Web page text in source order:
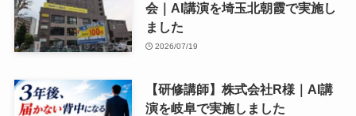
会｜AI講演を埼玉北朝霞で実施し
ました
2026/07/19
【研修講師】株式会社R様｜AI講
演を岐阜で実施しました